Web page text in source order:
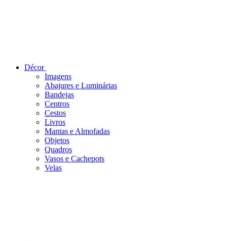
Décor
Imagens
Abajures e Luminárias
Bandejas
Centros
Cestos
Livros
Mantas e Almofadas
Objetos
Quadros
Vasos e Cachepots
Velas